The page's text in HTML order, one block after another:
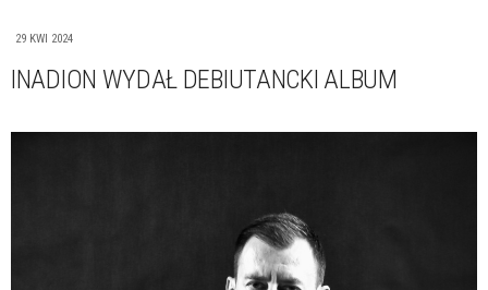
29 KWI 2024
INADION WYDAŁ DEBIUTANCKI ALBUM